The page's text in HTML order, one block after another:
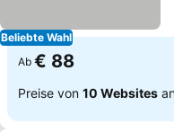
Beliebte Wahl
Ab € 88
Preise von 10 Websites